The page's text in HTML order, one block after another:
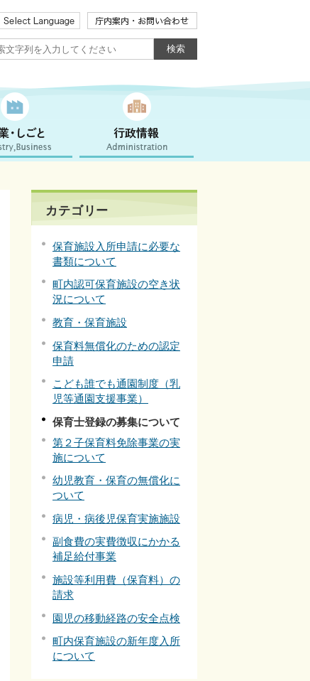
カテゴリー
保育施設入所申請に必要な
書類について
町内認可保育施設の空き状
況について
教育・保育施設
保育料無償化のための認定
申請
こども誰でも通園制度（乳
児等通園支援事業）
保育士登録の募集について
第２子保育料免除事業の実
施について
幼児教育・保育の無償化に
ついて
病児・病後児保育実施施設
副食費の実費徴収にかかる
補足給付事業
施設等利用費（保育料）の
請求
園児の移動経路の安全点検
町内保育施設の新年度入所
について